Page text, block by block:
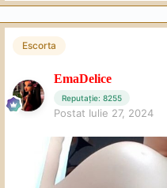
Escorta
EmaDelice
Reputație: 8255
Postat Iulie 27, 2024